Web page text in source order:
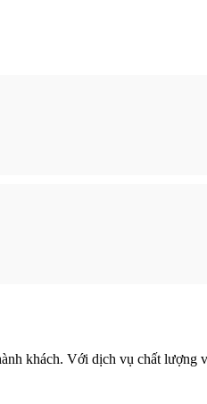
khách. Với dịch vụ chất lượng